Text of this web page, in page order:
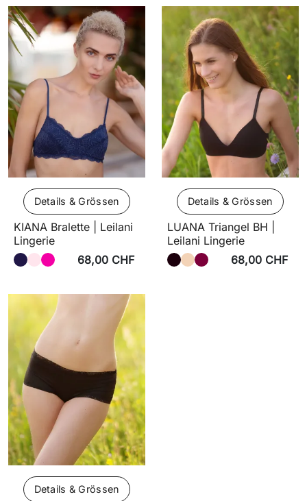
Details & Grössen
KIANA Bralette | Leilani
Lingerie
68,00 CHF
Details & Grössen
LUANA Triangel BH |
Leilani Lingerie
68,00 CHF
Details & Grössen